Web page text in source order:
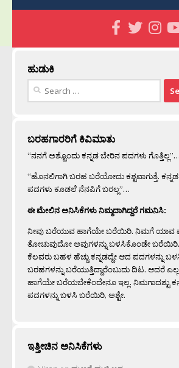
ಹುಡುಕಿ
Search
ಬರಹಗಾರರಿಗೆ ಕಿವಿಮಾತು
“ನನಗೆ ಅಶ್ಟೊಂದು ಕನ್ನಡ ಬೇರಿನ ಪದಗಳು ಗೊತ್ತಿಲ್ಲ”…
“ಹೊನಲಿಗಾಗಿ ಬರಹ ಬರೆಯೋದು ಕಶ್ಟವಾಗುತ್ತೆ.
ಪದಗಳು ಕೂಡಲೆ ನೆನಪಿಗೆ ಬರಲ್ಲ”…
ಈ ಮೇಲಿನ ಅನಿಸಿಕೆಗಳು ನಿಮ್ಮದಾಗಿದ್ದರೆ ಗಮನಿಸಿ:
ನೀವು ಬರೆಯುವ ಹಾಗೆಯೇ ಬರೆಯಿರಿ. ನಿಮಗೆ ಯಾವ
ತೋಚುವುದೋ ಅವುಗಳನ್ನು ಬಳಸಿಕೊಂಡೇ ಬರೆಯಿರಿ.
ಕೆಲವರು ಬಹಳ ಹೆಚ್ಚು ಕನ್ನಡದ್ದೇ ಆದ ಪದಗಳನ್ನು
ಬರಹಗಳನ್ನು ಬರೆಯುತ್ತಿದ್ದಾರೆಂಬುದು ದಿಟ. ಆದರೆ
ಹಾಗೆಯೇ ಬರೆಯಬೇಕೆಂದೇನೂ ಇಲ್ಲ. ನಿಮಗಾದಶ್ಟು
ಪದಗಳನ್ನು ಬಳಸಿ ಬರೆಯಿರಿ, ಅಶ್ಟೇ.
ಇತ್ತೀಚಿನ ಅನಿಸಿಕೆಗಳು